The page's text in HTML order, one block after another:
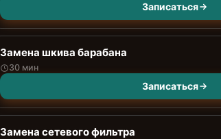
Записаться
Замена шкива барабана
30 мин
Записаться
Замена сетевого фильтра